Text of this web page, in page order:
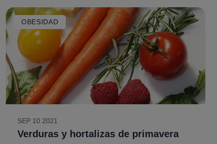
OBESIDAD
SEP 10 2021
Verduras y hortalizas de primavera